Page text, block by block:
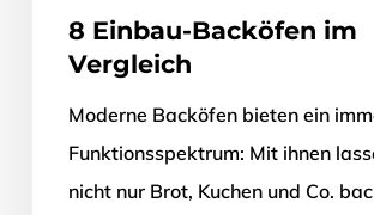
8 Einbau-Backöfen im
Vergleich
Moderne Backöfen bieten ein
Funktionsspektrum: Mit ihnen
nicht nur Brot, Kuchen und Co.